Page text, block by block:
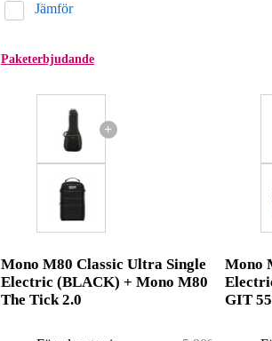
Jämför
Paketerbjudande
+
Mono M80 Classic Ultra Single
Electric (BLACK) + Mono M80
The Tick 2.0
Mono
GIT